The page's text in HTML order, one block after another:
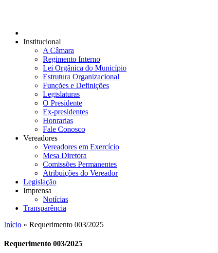
Institucional
A Câmara
Regimento Interno
Lei Orgânica do Município
Estrutura Organizacional
Funções e Definições
Legislaturas
O Presidente
Ex-presidentes
Honrarias
Fale Conosco
Vereadores
Vereadores em Exercício
Mesa Diretora
Comissões Permanentes
Atribuições do Vereador
Legislação
Imprensa
Notícias
Transparência
Início » Requerimento 003/2025
Requerimento 003/2025